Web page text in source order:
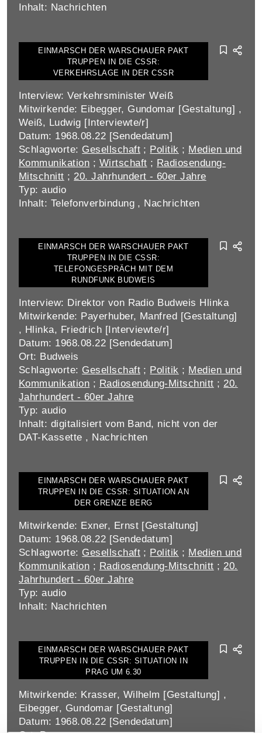
Inhalt: Nachrichten
EINMARSCH DER WARSCHAUER PAKT
TRUPPEN IN DIE CSSR:
VERKEHRSLAGE IN DER CSSR
Interview: Verkehrsminister Weiß
Mitwirkende: Eibegger, Gundomar [Gestaltung] ,
Weiß, Ludwig [Interviewte/r]
Datum: 1968.08.22 [Sendedatum]
Schlagworte: Gesellschaft ; Politik ; Medien und
Kommunikation ; Wirtschaft ; Radiosendung-
Mitschnitt ; 20. Jahrhundert - 60er Jahre
Typ: audio
Inhalt: Telefonverbindung , Nachrichten
EINMARSCH DER WARSCHAUER PAKT
TRUPPEN IN DIE CSSR:
TELEFONGESPRÄCH MIT DEM
RUNDFUNK BUDWEIS
Interview: Direktor von Radio Budweis Hlinka
Mitwirkende: Payerhuber, Manfred [Gestaltung]
, Hlinka, Friedrich [Interviewte/r]
Datum: 1968.08.22 [Sendedatum]
Ort: Budweis
Schlagworte: Gesellschaft ; Politik ; Medien und
Kommunikation ; Radiosendung-Mitschnitt ; 20.
Jahrhundert - 60er Jahre
Typ: audio
Inhalt: digitalisiert vom Band, nicht von der
DAT-Kassette , Nachrichten
EINMARSCH DER WARSCHAUER PAKT
TRUPPEN IN DIE CSSR: SITUATION AN
DER GRENZE BERG
Mitwirkende: Exner, Ernst [Gestaltung]
Datum: 1968.08.22 [Sendedatum]
Schlagworte: Gesellschaft ; Politik ; Medien und
Kommunikation ; Radiosendung-Mitschnitt ; 20.
Jahrhundert - 60er Jahre
Typ: audio
Inhalt: Nachrichten
EINMARSCH DER WARSCHAUER PAKT
TRUPPEN IN DIE CSSR: SITUATION IN
PRAG UM 6.30
Mitwirkende: Krasser, Wilhelm [Gestaltung] ,
Eibegger, Gundomar [Gestaltung]
Datum: 1968.08.22 [Sendedatum]